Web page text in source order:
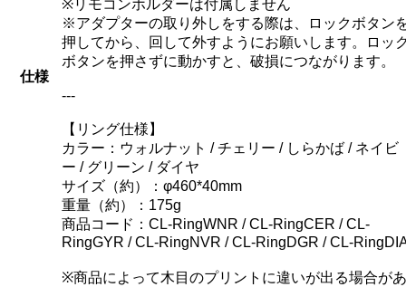
仕様
※リモコンホルダーは付属しません
※アダプターの取り外しをする際は、ロックボタン
押してから、回して外すようにお願いします。ロッ
ボタンを押さずに動かすと、破損につながります。
---
【リング仕様】
カラー：ウォルナット / チェリー / しらかば / ネイビ
ー / グリーン / ダイヤ
サイズ（約）：φ460*40mm
重量（約）：175g
商品コード：CL-RingWNR / CL-RingCER / CL-
RingGYR / CL-RingNVR / CL-RingDGR / CL-
※商品によって木目のプリントに違いが出る場合があ